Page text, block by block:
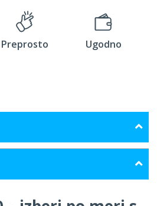
Preprosto Ugodno